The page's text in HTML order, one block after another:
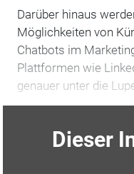
Darüber hinaus
Möglichkeiten von
Chatbots im
Plattformen wie
genauer unter die
Dieser